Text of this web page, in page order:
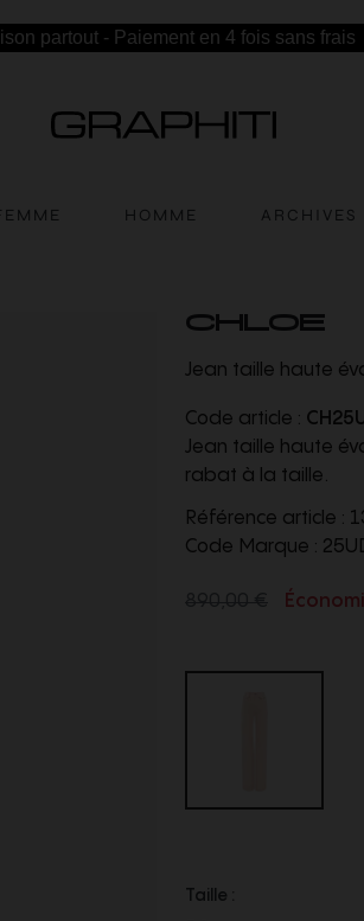
partout - Paiement en 4 fois sans frais
HOMME ARCHIVES
CHLOE
Jean taille haute
Code article :
Jean taille haute
rabat à la taille.
Référence article :
Code Marque :
Taille :